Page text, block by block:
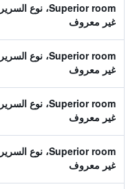
Superior room، نوع السرير
غير معروف
Superior room، نوع السرير
غير معروف
Superior room، نوع السرير
غير معروف
Superior room، نوع السرير
غير معروف